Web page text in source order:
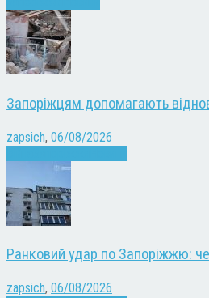
Запоріжцям допомагають
zapsich, 06/08/2026
Ранковий удар по Запоріжжю:
zapsich, 06/08/2026